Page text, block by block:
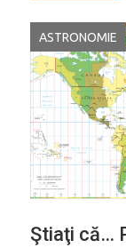
ASTRONOMIE
Ştiaţi că…